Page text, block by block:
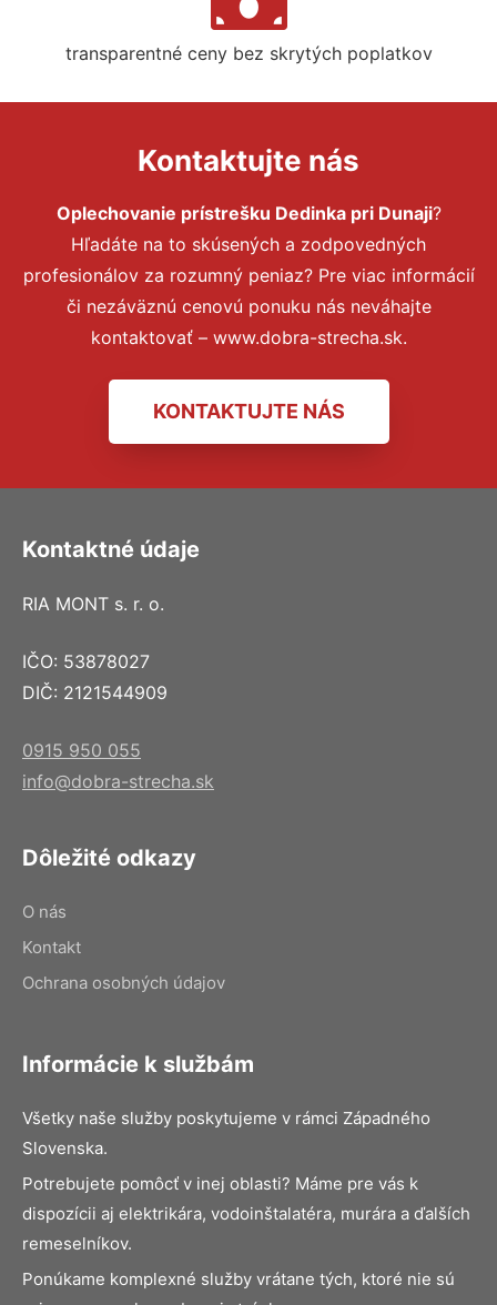
transparentné ceny bez skrytých poplatkov
Kontaktujte nás
Oplechovanie prístrešku Dedinka pri Dunaji?
Hľadáte na to skúsených a zodpovedných
profesionálov za rozumný peniaz? Pre viac informácií
či nezáväznú cenovú ponuku nás neváhajte
kontaktovať – www.dobra-strecha.sk.
KONTAKTUJTE NÁS
Kontaktné údaje
RIA MONT s. r. o.
IČO: 53878027
DIČ: 2121544909
0915 950 055
info@dobra-strecha.sk
Dôležité odkazy
O nás
Kontakt
Ochrana osobných údajov
Informácie k službám
Všetky naše služby poskytujeme v rámci Západného
Slovenska.
Potrebujete pomôcť v inej oblasti? Máme pre vás k
dispozícii aj elektrikára, vodoinštalatéra, murára a ďalších
remeselníkov.
Ponúkame komplexné služby vrátane tých, ktoré nie sú